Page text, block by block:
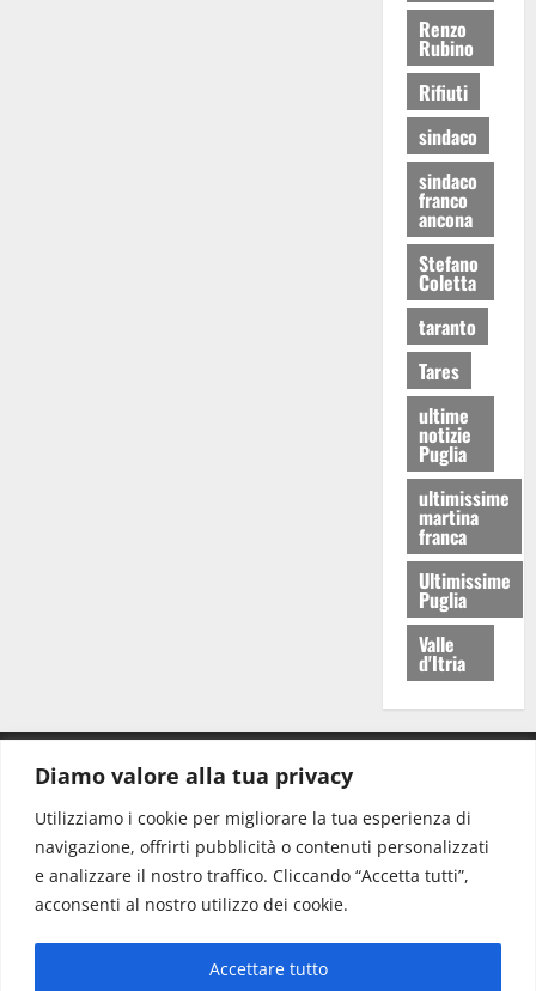
Diamo valore alla tua privacy
Utilizziamo i cookie per migliorare la tua esperienza di
navigazione, offrirti pubblicità o contenuti personalizzati
e analizzare il nostro traffico. Cliccando “Accetta tutti”,
acconsenti al nostro utilizzo dei cookie.
Accettare tutto
Renzo
Rubino
Rifiuti
sindaco
sindaco
franco
ancona
Stefano
Coletta
taranto
Tares
ultime
notizie
Puglia
ultimissime
martina
franca
Ultimissime
Puglia
Valle
d'Itria
Redazione: redazione@www.martinasera.it
Direttore:direttore@www.martinasera.it
Info & Commerciale:info@www.martinasera.it